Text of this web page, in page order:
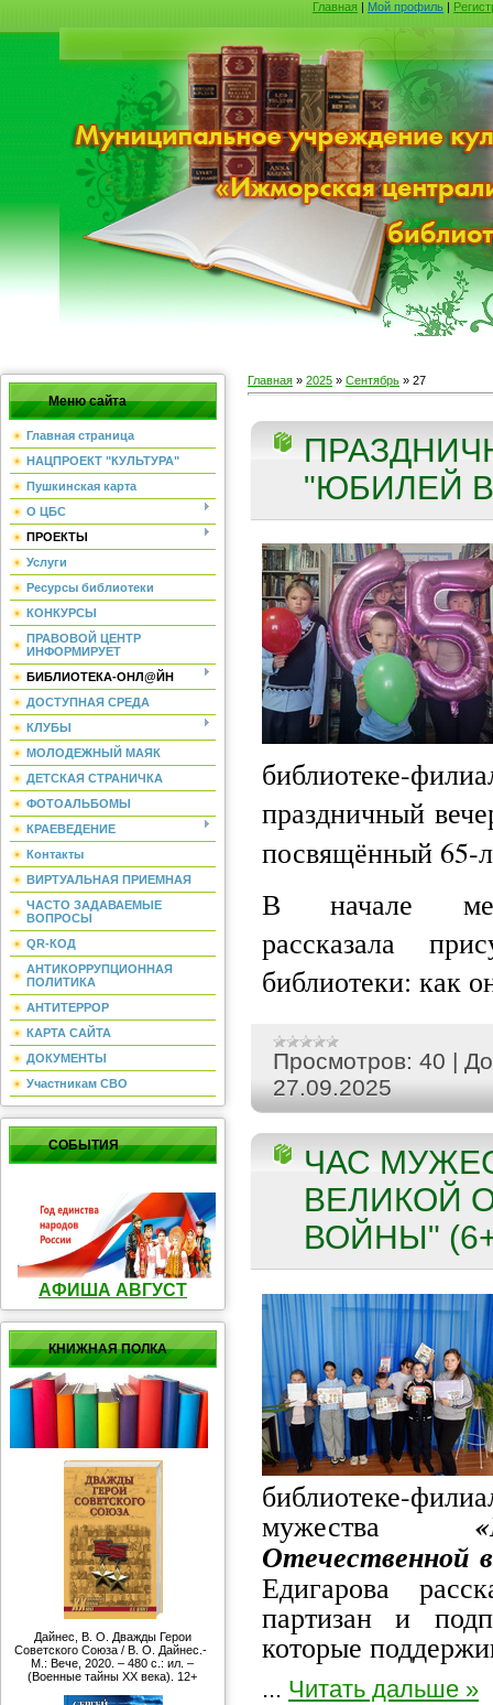
Главная | Мой профиль |
Меню сайта
Главная страница
НАЦПРОЕКТ "КУЛЬТУРА"
Пушкинская карта
О ЦБС
ПРОЕКТЫ
Услуги
Ресурсы библиотеки
КОНКУРСЫ
ПРАВОВОЙ ЦЕНТР
ИНФОРМИРУЕТ
БИБЛИОТЕКА-ОНЛ@ЙН
ДОСТУПНАЯ СРЕДА
КЛУБЫ
МОЛОДЕЖНЫЙ МАЯК
ДЕТСКАЯ СТРАНИЧКА
ФОТОАЛЬБОМЫ
КРАЕВЕДЕНИЕ
Контакты
ВИРТУАЛЬНАЯ ПРИЕМНАЯ
ЧАСТО ЗАДАВАЕМЫЕ
ВОПРОСЫ
QR-КОД
АНТИКОРРУПЦИОННАЯ
ПОЛИТИКА
АНТИТЕРРОР
КАРТА САЙТА
ДОКУМЕНТЫ
Участникам СВО
СОБЫТИЯ
АФИША АВГУСТ
КНИЖНАЯ ПОЛКА
Дайнес, В. О. Дважды Герои
Советского Союза / В. О. Дайнес.-
М.: Вече, 2020. – 480 с.: ил. –
(Военные тайны ХХ века). 12+
Главная » 2025 » Сентябрь » 27
"ЮБИЛЕЙ В
библиотеке-
праздничный
посвящённый 65-
В начале
рассказала
библиотеки: как
Просмотров: 40 |
27.09.2025
ЧАС
ВЕЛИКОЙ
ВОЙНЫ"
библиотеке-
мужества
Отечественной
Едигарова
партизан и
которые
... Читать дальше »